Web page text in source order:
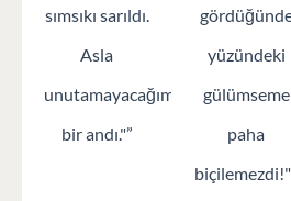
duyduğunda
nefesini tuttu
ve bana
sımsıkı sarıldı.
tane hediye
ettim. Kitapta
ailesini
gördüğünde
yüzündeki